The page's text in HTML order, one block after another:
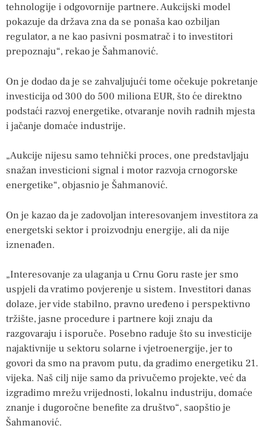
tehnologije i odgovornije partnere. Aukcijski model
pokazuje da država zna da se ponaša kao ozbiljan
regulator, a ne kao pasivni posmatrač i to investitori
prepoznaju“, rekao je Šahmanović.
On je dodao da je se zahvaljujući tome očekuje pokretanje
investicija od 300 do 500 miliona EUR, što će direktno
podstaći razvoj energetike, otvaranje novih radnih mjesta
i jačanje domaće industrije.
„Aukcije nijesu samo tehnički proces, one predstavljaju
snažan investicioni signal i motor razvoja crnogorske
energetike“, objasnio je Šahmanović.
On je kazao da je zadovoljan interesovanjem investitora za
energetski sektor i proizvodnju energije, ali da nije
iznenađen.
„Interesovanje za ulaganja u Crnu Goru raste jer smo
uspjeli da vratimo povjerenje u sistem. Investitori danas
dolaze, jer vide stabilno, pravno uređeno i perspektivno
tržište, jasne procedure i partnere koji znaju da
razgovaraju i isporuče. Posebno raduje što su investicije
najaktivnije u sektoru solarne i vjetroenergije, jer to
govori da smo na pravom putu, da gradimo energetiku 21.
vijeka. Naš cilj nije samo da privučemo projekte, već da
izgradimo mrežu vrijednosti, lokalnu industriju, domaće
znanje i dugoročne benefite za društvo“, saopštio je
Šahmanović.